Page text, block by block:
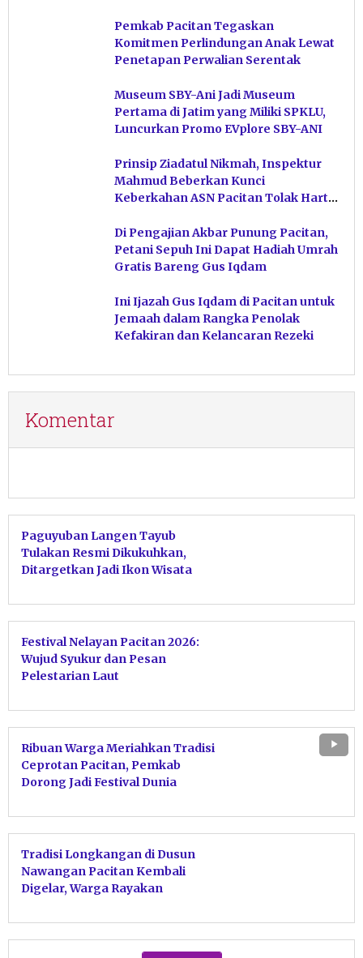
Pemkab Pacitan Tegaskan
Komitmen Perlindungan Anak Lewat
Penetapan Perwalian Serentak
Museum SBY-Ani Jadi Museum
Pertama di Jatim yang Miliki SPKLU,
Luncurkan Promo EVplore SBY-ANI
Prinsip Ziadatul Nikmah, Inspektur
Mahmud Beberkan Kunci
Keberkahan ASN Pacitan Tolak Harta
Di Pengajian Akbar Punung Pacitan,
Petani Sepuh Ini Dapat Hadiah Umrah
Gratis Bareng Gus Iqdam
Ini Ijazah Gus Iqdam di Pacitan untuk
Jemaah dalam Rangka Penolak
Kefakiran dan Kelancaran Rezeki
Komentar
Paguyuban Langen Tayub
Tulakan Resmi Dikukuhkan,
Ditargetkan Jadi Ikon Wisata
Festival Nelayan Pacitan 2026:
Wujud Syukur dan Pesan
Pelestarian Laut
Ribuan Warga Meriahkan Tradisi
Ceprotan Pacitan, Pemkab
Dorong Jadi Festival Dunia
Tradisi Longkangan di Dusun
Nawangan Pacitan Kembali
Digelar, Warga Rayakan
Sejarah Desa